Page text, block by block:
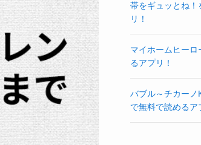
帯をギュッとね
リ！
マイホームヒー
るアプリ！
バブル～チカーノ
で無料で読めるア